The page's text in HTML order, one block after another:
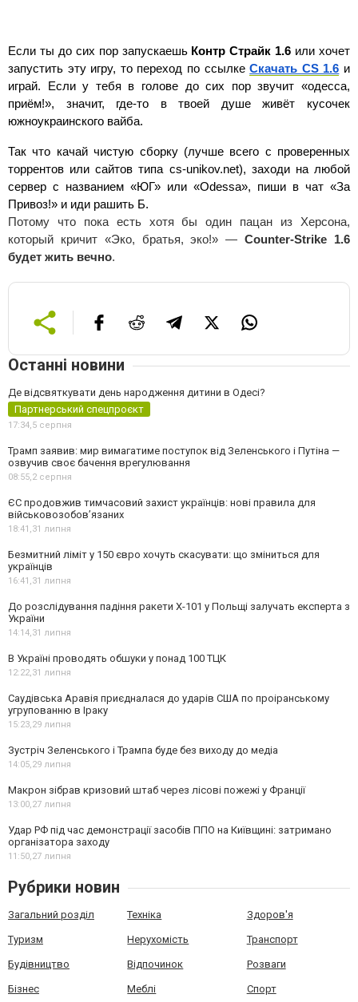
Если ты до сих пор запускаешь Контр Страйк 1.6 или хочет
запустить эту игру, то переход по ссылке Скачать CS 1.6 и
играй. Если у тебя в голове до сих пор звучит «одесса,
приём!», значит, где-то в твоей душе живёт кусочек
южноукраинского вайба.
Так что качай чистую сборку (лучше всего с проверенных
торрентов или сайтов типа cs-unikov.net), заходи на любой
сервер с названием «ЮГ» или «Odessa», пиши в чат «За
Привоз!» и иди рашить Б.
Потому что пока есть хотя бы один пацан из Херсона,
который кричит «Эко, братья, эко!» — Counter-Strike 1.6
будет жить вечно.
Останні новини
Де відсвяткувати день народження дитини в Одесі?
Партнерський спецпроєкт
17:34,5 серпня
Трамп заявив: мир вимагатиме поступок від Зеленського і Путіна —
озвучив своє бачення врегулювання
08:55,2 серпня
ЄС продовжив тимчасовий захист українців: нові правила для
військовозобов’язаних
18:41,31 липня
Безмитний ліміт у 150 євро хочуть скасувати: що зміниться для
українців
16:41,31 липня
До розслідування падіння ракети Х-101 у Польщі залучать експерта з
України
14:14,31 липня
В Україні проводять обшуки у понад 100 ТЦК
12:22,31 липня
Саудівська Аравія приєдналася до ударів США по проіранському
угрупованню в Іраку
15:23,29 липня
Зустріч Зеленського і Трампа буде без виходу до медіа
14:05,29 липня
Макрон зібрав кризовий штаб через лісові пожежі у Франції
13:00,27 липня
Удар РФ під час демонстрації засобів ППО на Київщині: затримано
організатора заходу
11:50,27 липня
Рубрики новин
Загальний розділ Техніка Здоров'я
Туризм Нерухомість Транспорт
Будівництво Відпочинок Розваги
Бізнес Меблі Спорт